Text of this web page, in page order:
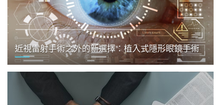
近視雷射手術之外的新選擇：植入式隱形眼鏡手術